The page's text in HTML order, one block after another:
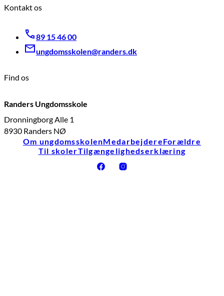
Kontakt os
89 15 46 00
ungdomsskolen@randers.dk
Find os
Randers Ungdomsskole
Dronningborg Alle 1
8930 Randers NØ
Om ungdomsskolenMedarbejdereForældre
Til skolerTilgængelighedserklæring